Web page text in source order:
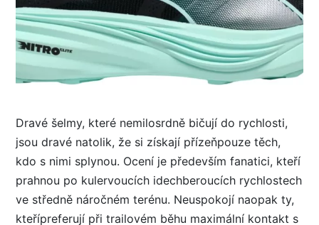
Dravé šelmy, které nemilosrdně bičují do rychlosti,
jsou dravé natolik, že si získají přízeňpouze těch,
kdo s nimi splynou. Ocení je především fanatici, kteří
prahnou po kulervoucích idechberoucích rychlostech
ve středně náročném terénu. Neuspokojí naopak ty,
kteřípreferují při trailovém běhu maximální kontakt s